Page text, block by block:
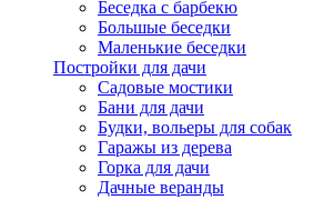
Беседка с барбекю
Большые беседки
Маленькие беседки
Постройки для дачи
Садовые мостики
Бани для дачи
Будки, вольеры для собак
Гаражы из дерева
Горка для дачи
Дачные веранды